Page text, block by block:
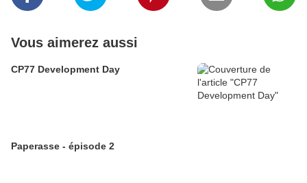
Vous aimerez aussi
CP77 Development Day
Paperasse - épisode 2